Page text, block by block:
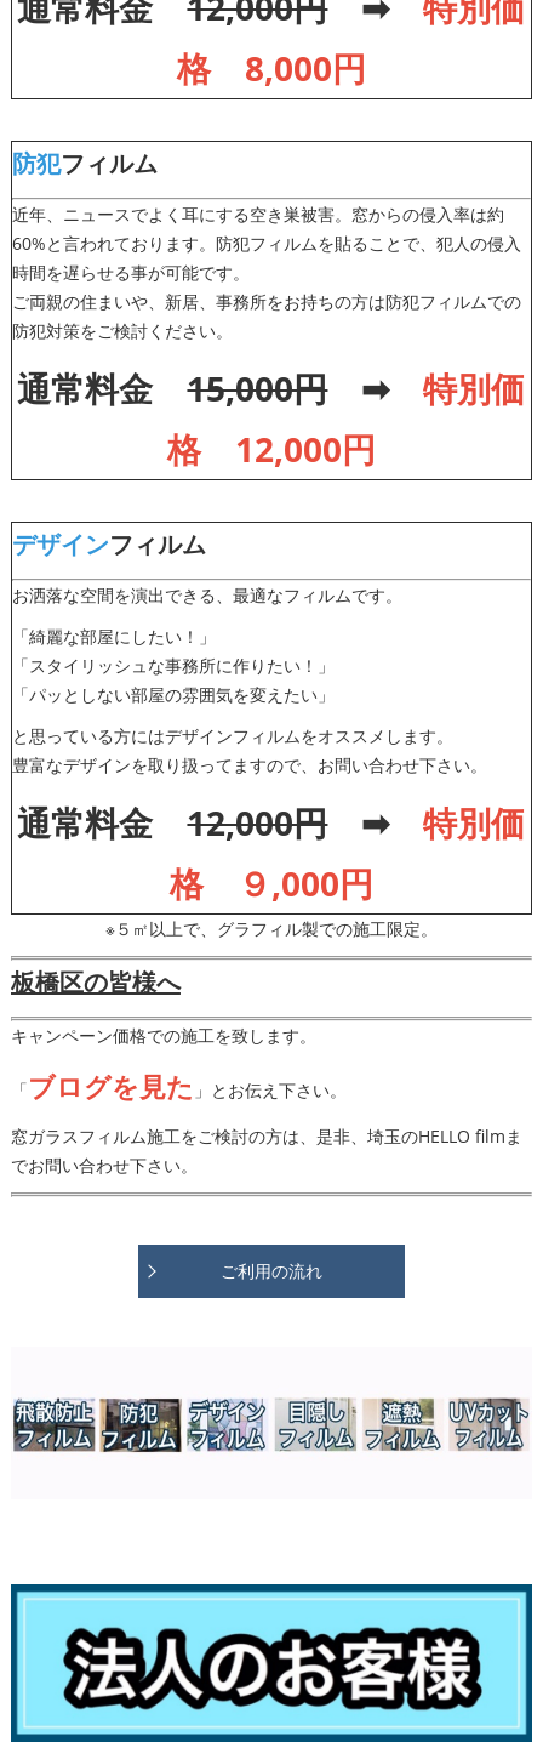
格 8,000円
防犯フィルム
近年、ニュースでよく耳にする空き巣被害。窓からの侵入率は約
60%と言われております。防犯フィルムを貼ることで、犯人の侵入
時間を遅らせる事が可能です。
ご両親の住まいや、新居、事務所をお持ちの方は防犯フィルムでの
防犯対策をご検討ください。
通常料金15,000円➡
特別価
格 12,000円
デザインフィルム
お洒落な空間を演出できる、最適なフィルムです。
「綺麗な部屋にしたい！」
「スタイリッシュな事務所に作りたい！」
「パッとしない部屋の雰囲気を変えたい」
と思っている方にはデザインフィルムをオススメします。
豊富なデザインを取り扱ってますので、お問い合わせ下さい。
通常料金12,000円➡
特別価
格 ９,000円
※５㎡以上で、グラフィル製での施工限定。
板橋区の皆様へ
キャンペーン価格での施工を致します。
「ブログを見た 」とお伝え下さい。
窓ガラスフィルム施工をご検討の方は、是非、埼玉のHELLO filmま
でお問い合わせ下さい。
ご利用の流れ